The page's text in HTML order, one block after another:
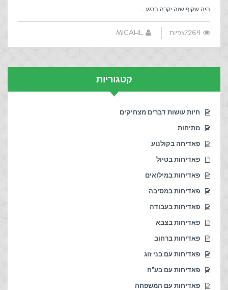
היה שקוף שזה יקרה הרגע ...
7264צפיות MICAHL
קטגוריות
חיות עושות דברים מצחיקים
מתיחות
פאדיחה בקולנוע
פאדיחות בטיול
פאדיחות במילואים
פאדיחות במסיבה
פאדיחות בעבודה
פאדיחות בצבא
פאדיחות ברחוב
פאדיחות עם בני זוג
פאדיחות עם בע"ח
פאדיחות עם המשפחה